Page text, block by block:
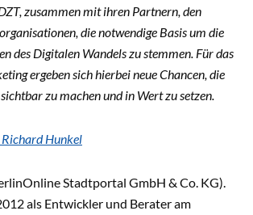
zusammen mit ihren Partnern, den
die notwendige Basis um die
des Digitalen Wandels zu stemmen. Für das
ergeben sich hierbei neue Chancen, die
zu machen und in Wert zu setzen.
Hunkel
Stadtportal GmbH & Co. KG).
als Entwickler und Berater am